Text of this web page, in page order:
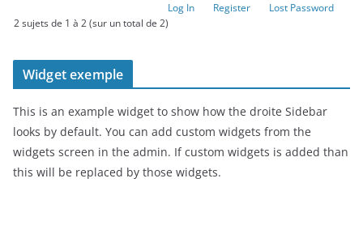
Log In Register
Lost Password
2 sujets de 1 à 2 (sur un total de 2)
Widget exemple
This is an example widget to show how the droite Sidebar
looks by default. You can add custom widgets from the
widgets screen in the admin. If custom widgets is added than
this will be replaced by those widgets.